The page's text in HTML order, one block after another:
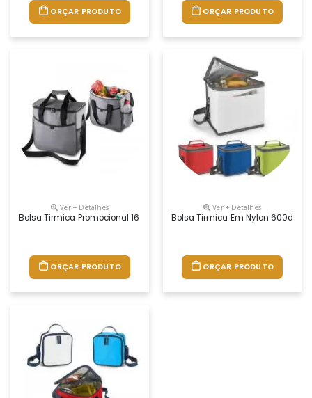
ORÇAR PRODUTO ORÇAR PRODUTO
Ver + Detalhes
Bolsa Tirmica Promocional 16 Litros
ORÇAR PRODUTO
Ver + Detalhes
Bolsa Tirmica Em Nylon 600d
ORÇAR PRODUTO